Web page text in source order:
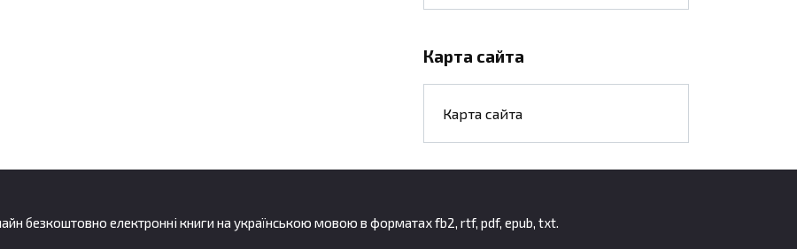
Карта сайта
Карта сайта
безкоштовно електронні книги на українською мовою в форматах fb2, rtf, pdf, epub, txt.